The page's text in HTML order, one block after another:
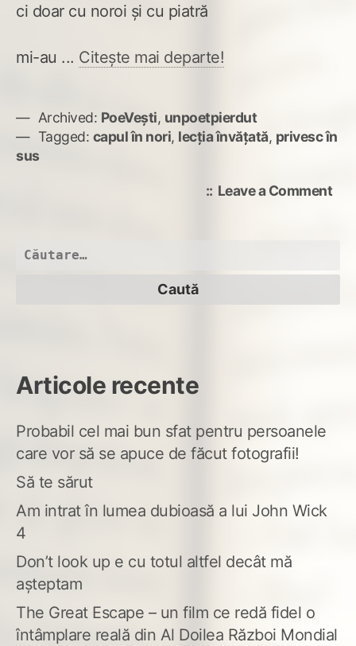
ci doar cu noroi și cu piatră
mi-au ... Citește mai departe!
Archived: PoeVești, unpoetpierdut
Tagged: capul în nori, lecția învățată, privesc în
sus
Leave a Commenton
Caută
Articole recente
Probabil cel mai bun sfat pentru persoanele
care vor să se apuce de făcut fotografii!
Să te sărut
Am intrat în lumea dubioasă a lui John Wick
4
Don’t look up e cu totul altfel decât mă
așteptam
The Great Escape – un film ce redă fidel o
întâmplare reală din Al Doilea Război Mondial